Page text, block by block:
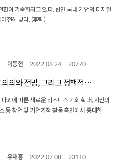
이 가속화되고 있다. 반면 국내 기업의 디지털
전히 낮다. (후략)
이동현 2022.08.24 20770
의와 전망, 그리고 정책적
괴에 따른 새로운 비즈니스 기회 확대, 자산의
등 창업 및 기업가적 활동 측면에서 중대한
유재흥 2022.07.08 23110